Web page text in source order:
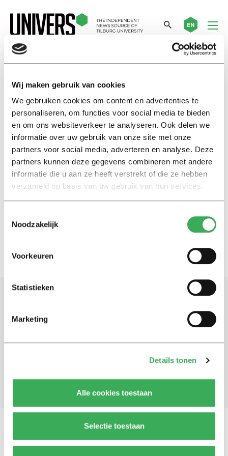
Wij maken gebruik van cookies
We gebruiken cookies om content en advertenties te
personaliseren, om functies voor social media te bieden
en om ons websiteverkeer te analyseren. Ook delen we
informatie over uw gebruik van onze site met onze
partners voor social media, adverteren en analyse. Deze
partners kunnen deze gegevens combineren met andere
informatie die u aan ze heeft verstrekt of die ze hebben
verzameld op basis van uw gebruik van hun services.
Noodzakelijk
Voorkeuren
Statistieken
Marketing
Details tonen
Alle cookies toestaan
Selectie toestaan
EN
Support gathering earthquake
Morocco in Maranatha church
14 september 2023
International
Support meeting earthquakes
Türkiye and Syria
Blijf op de hoogte. Meld je aan voor de nieuwsbrief van
Vragen, opmerkingen of tips?Neem contact met